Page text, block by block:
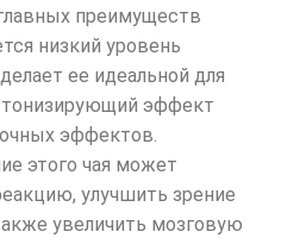
преимуществ
низкий уровень
ее идеальной для
тонизирующий эффект
эффектов.
этого чая может
улучшить зрение
увеличить мозговую